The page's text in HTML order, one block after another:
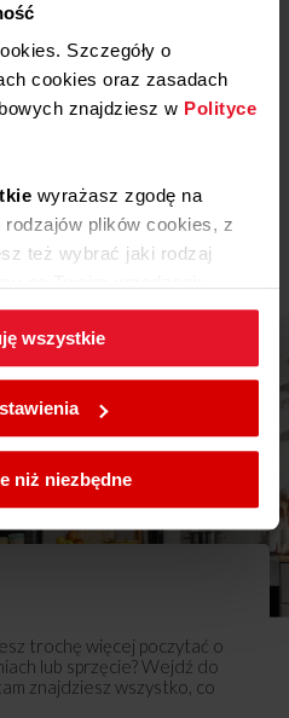
Szczegóły o
cookies oraz zasadach
znajdziesz w Polityce
wyrażasz zgodę na
plików cookies, z
też wybrać jaki rodzaj
wybrane przez Ciebie
w zakładkę
wszystkie
niż niezbędne
Pobierz
dotyczące
Pobierz
więcej
trochę więcej poczytać o
lub sprzęcie? Wejdź do
znajdziesz wszystko, co